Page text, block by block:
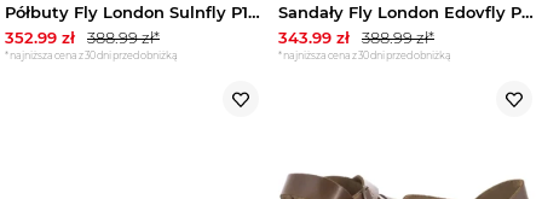
Półbuty Fly London Sulnfly P145265002 Różowy
352.99 zł 388.99zł*
*najniższa cena z 30 dni przed obniżką
Sandały Fly London Edovfly P145237005 Brązowy
343.99 zł 388.99zł*
*najniższa cena z 30 dni przed obniżką